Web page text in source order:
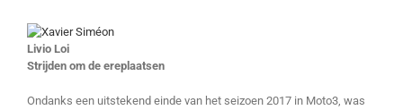
Livio Loi
Strijden om de ereplaatsen
Ondanks een uitstekend einde van het seizoen 2017 in Moto3, was